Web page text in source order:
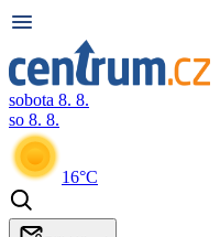
sobota 8. 8.
so 8. 8.
16°C